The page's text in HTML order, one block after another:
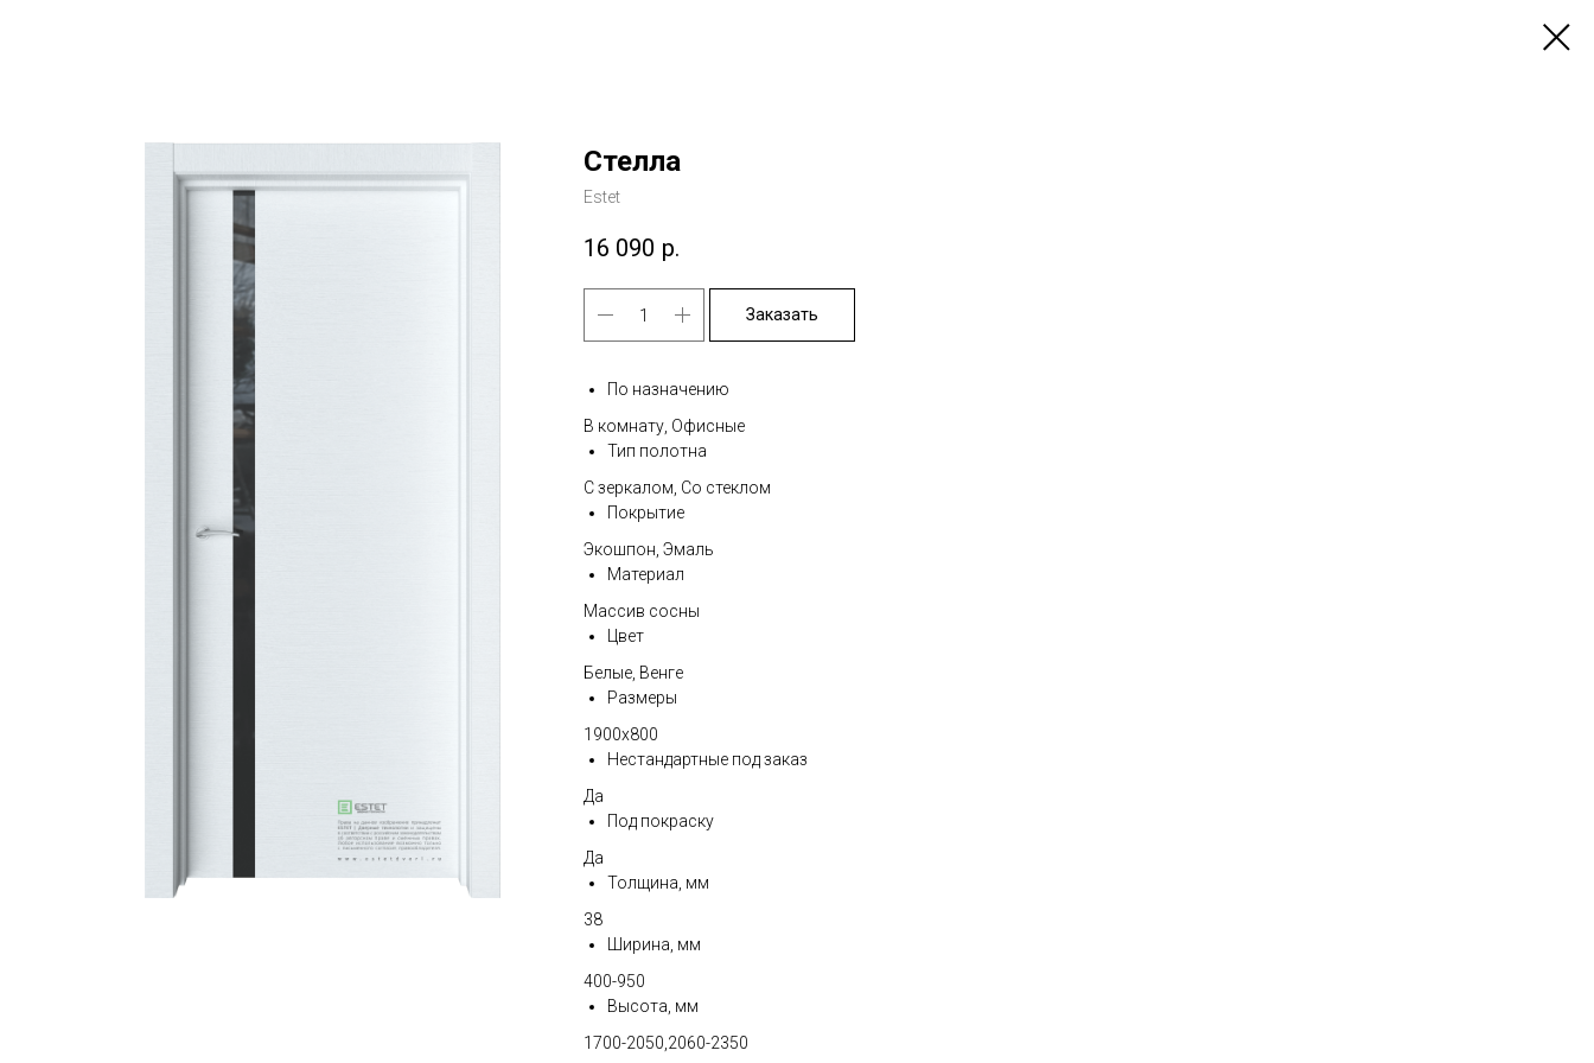
Стелла
Estet
16 090 р.
Заказать
По назначению
В комнату, Офисные
Тип полотна
С зеркалом, Со стеклом
Покрытие
Экошпон, Эмаль
Материал
Массив сосны
Цвет
Белые, Венге
Размеры
1900х800
Нестандартные под заказ
Да
Под покраску
Да
Толщина, мм
38
Ширина, мм
400-950
Высота, мм
1700-2050,2060-2350